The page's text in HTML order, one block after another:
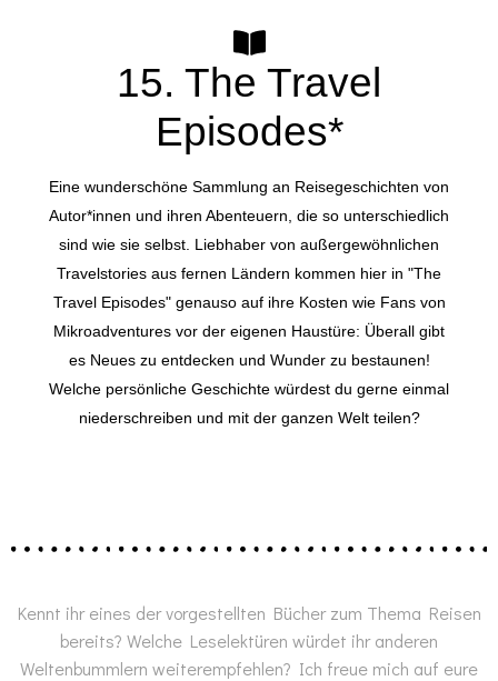
15. The Travel
Episodes*
Eine wunderschöne Sammlung an Reisegeschichten von
Autor*innen und ihren Abenteuern, die so unterschiedlich
sind wie sie selbst. Liebhaber von außergewöhnlichen
Travelstories aus fernen Ländern kommen hier in "The
Travel Episodes" genauso auf ihre Kosten wie Fans von
Mikroadventures vor der eigenen Haustüre: Überall gibt
es Neues zu entdecken und Wunder zu bestaunen!
Welche persönliche Geschichte würdest du gerne einmal
niederschreiben und mit der ganzen Welt teilen?
Kennt ihr eines der vorgestellten Bücher zum Thema Reisen
bereits? Welche Leselektüren würdet ihr anderen
Weltenbummlern weiterempfehlen? Ich freue mich auf eure